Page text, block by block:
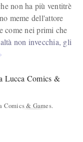
non ha più ventitrè
meme dell'attore
come nei primi che
non invecchia, gli
Comics & Games.